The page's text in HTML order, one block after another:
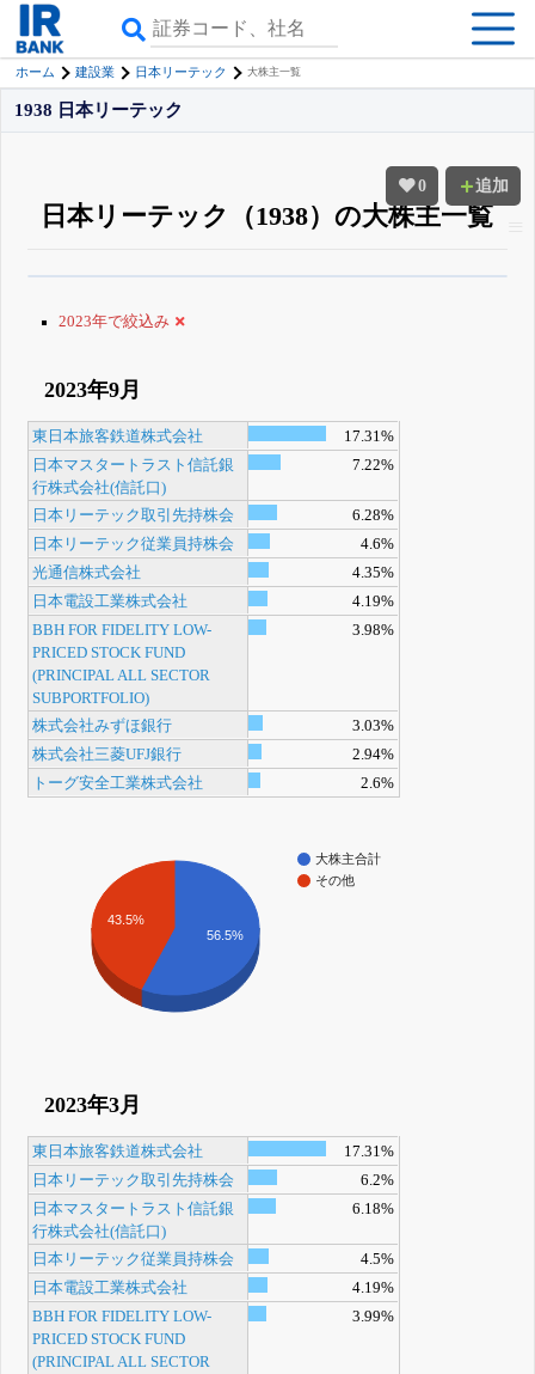
ホーム 建設業 日本リーテック 大株主一覧
0 追加
1938 日本リーテック
日本リーテック（1938）の大株主一覧
に詳しく分かる無料でβ版をはじめる
2023年で絞込み
2023年9月
東日本旅客鉄道株式会社
17.31%
日本マスタートラスト信託銀
行株式会社(信託口)
7.22%
日本リーテック取引先持株会
6.28%
日本リーテック従業員持株会
4.6%
光通信株式会社
4.35%
日本電設工業株式会社
4.19%
BBH FOR FIDELITY LOW-
PRICED STOCK FUND
(PRINCIPAL ALL SECTOR
SUBPORTFOLIO)
3.98%
株式会社みずほ銀行
3.03%
株式会社三菱UFJ銀行
2.94%
トーグ安全工業株式会社
2.6%
大株主合計
その他
43.5%
56.5%
2023年3月
東日本旅客鉄道株式会社
17.31%
日本リーテック取引先持株会
6.2%
日本マスタートラスト信託銀
行株式会社(信託口)
6.18%
日本リーテック従業員持株会
4.5%
日本電設工業株式会社
4.19%
BBH FOR FIDELITY LOW-
PRICED STOCK FUND
(PRINCIPAL ALL SECTOR
3.99%